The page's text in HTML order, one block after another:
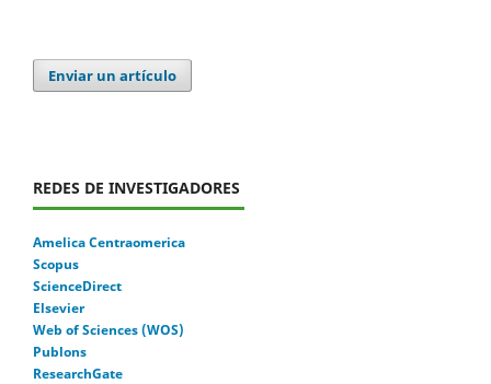
Enviar un artículo
REDES DE INVESTIGADORES
Amelica Centraomerica
Scopus
ScienceDirect
Elsevier
Web of Sciences (WOS)
Publons
ResearchGate